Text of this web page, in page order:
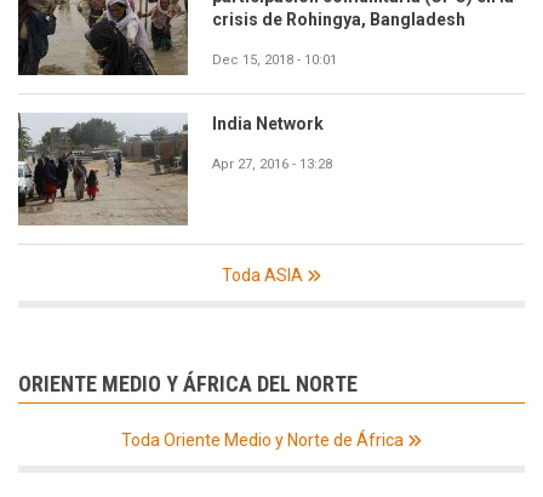
crisis de Rohingya, Bangladesh
Dec 15, 2018 - 10:01
India Network
Apr 27, 2016 - 13:28
Toda ASIA
ORIENTE MEDIO Y ÁFRICA DEL NORTE
Toda Oriente Medio y Norte de África